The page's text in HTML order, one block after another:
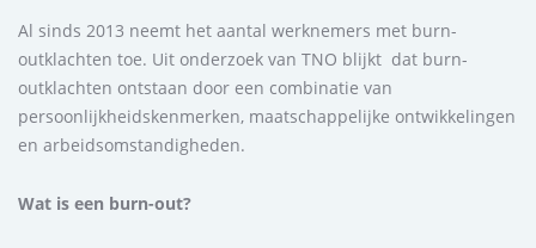
Al sinds 2013 neemt het aantal werknemers met burn-
outklachten toe. Uit onderzoek van TNO blijkt dat burn-
outklachten ontstaan door een combinatie van
persoonlijkheidskenmerken, maatschappelijke ontwikkelingen
en arbeidsomstandigheden.
Wat is een burn-out?